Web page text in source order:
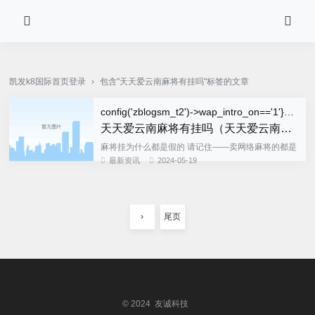
凯发k8国际首页登录 › 包含"天天爱云南麻将有挂吗"标签的文章
天天爱云南麻将有挂吗（天天爱云南麻将下载）
麻将挂为什么都是假的 请记住——卖网络麻将的都是
骗子。开挂视频是假的，录屏都是p的。一切都是为
最新资讯 2024-05-19
› 尾页
© 2024 友诚科技